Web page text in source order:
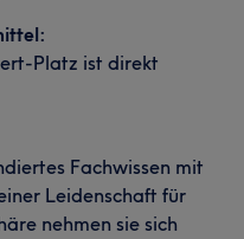
Platz ist direkt
Fachwissen mit
Leidenschaft für
nehmen sie sich